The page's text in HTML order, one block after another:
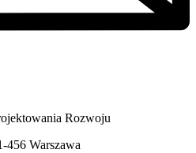
Rozwoju
456 Warszawa